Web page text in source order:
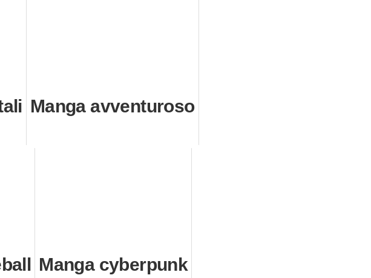
Manga avventuroso
Manga cyberpunk